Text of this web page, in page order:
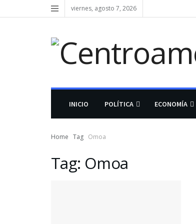
viernes, agosto 7, 2026
INICIO POLÍTICA ECONOMÍA
Home Tag Omoa
Tag: Omoa